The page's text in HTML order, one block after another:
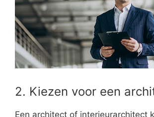
2. Kiezen voor een
Een architect of interieurarchitect